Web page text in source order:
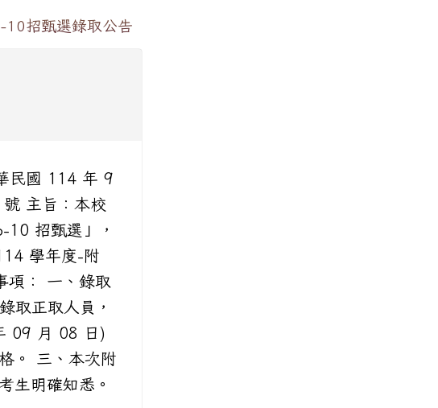
10招甄選錄取公告
民國 114 年 9
主旨：本校
招甄選」，
學年度-附
項： 一、錄取
取正取人員，
09 月 08 日)
。 三、本次附
生明確知悉。